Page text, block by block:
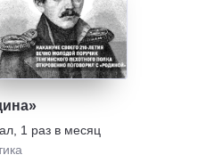
1 раз в месяц